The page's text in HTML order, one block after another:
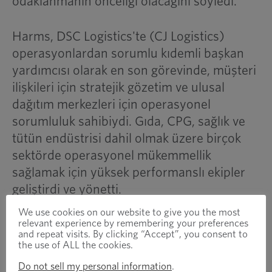
Harms, DSC Logistics'te (CJ Logistics)
operasyonlardan sorumlu kıdemli başkan
yardımcısı olarak en son görevinde, müşteri
ilişkileri için stratejik gözetim ve ulusal
dağıtım merkezleri için operasyonel
sorumluluk sahibiydi. Gıda, CPG, sağlık ve
tütün endüstrisi dahil olmak üzere birçok
sektörde operasyonel mükemmellik
sağlamak için yüksek performanslı ekipler
geliştirdi ve yönetti.
Optimas Solutions Hakkında
Optimas, verimliliği ve kârlılığı artırmak
We use cookies on our website to give you the most
relevant experience by remembering your preferences
and repeat visits. By clicking “Accept”, you consent to
the use of ALL the cookies.
Do not sell my personal information.